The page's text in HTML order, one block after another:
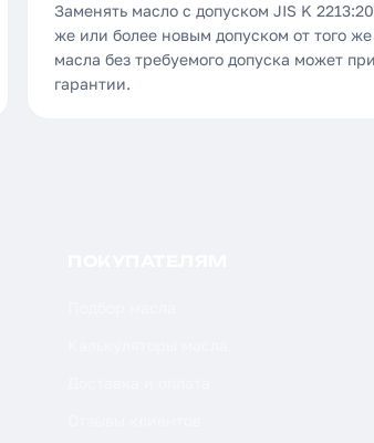
Заменять масло с допуском JIS K
же или более новым допуском от того
масла без требуемого допуска может
гарантии.